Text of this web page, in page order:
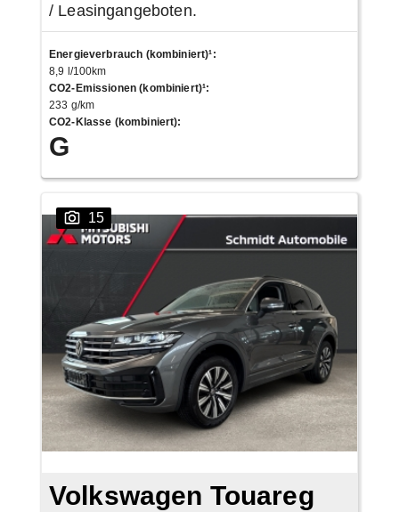
/ Leasingangeboten.
Energieverbrauch (kombiniert)¹:
8,9 l/100km
CO2-Emissionen (kombiniert)¹:
233 g/km
CO2-Klasse (kombiniert):
G
15
Volkswagen Touareg